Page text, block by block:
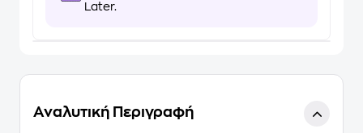
Later.
Αναλυτική Περιγραφή